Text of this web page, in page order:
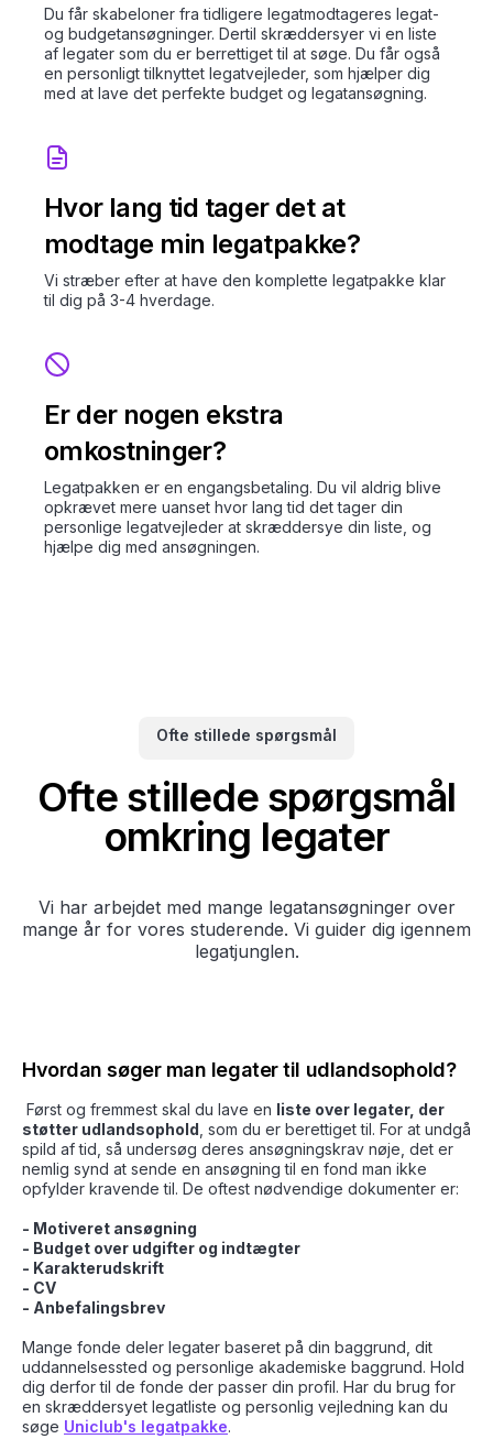
Du får skabeloner fra tidligere legatmodtageres legat-
og budgetansøgninger. Dertil skræddersyer vi en liste
af legater som du er berrettiget til at søge. Du får også
en personligt tilknyttet legatvejleder, som hjælper dig
med at lave det perfekte budget og legatansøgning.
Hvor lang tid tager det at
modtage min legatpakke?
Vi stræber efter at have den komplette legatpakke klar
til dig på 3-4 hverdage.
Er der nogen ekstra
omkostninger?
Legatpakken er en engangsbetaling. Du vil aldrig blive
opkrævet mere uanset hvor lang tid det tager din
personlige legatvejleder at skræddersye din liste, og
hjælpe dig med ansøgningen.
Ofte stillede spørgsmål
Ofte stillede spørgsmål
omkring legater
Vi har arbejdet med mange legatansøgninger over
mange år for vores studerende. Vi guider dig igennem
legatjunglen.
Hvordan søger man legater til udlandsophold?
Først og fremmest skal du lave en liste over legater, der
støtter udlandsophold , som du er berettiget til. For at undgå
spild af tid, så undersøg deres ansøgningskrav nøje, det er
nemlig synd at sende en ansøgning til en fond man ikke
opfylder kravende til. De oftest nødvendige dokumenter er:
- Motiveret ansøgning
- Budget over udgifter og indtægter
- Karakterudskrift
- CV
- Anbefalingsbrev
Mange fonde deler legater baseret på din baggrund, dit
uddannelsessted og personlige akademiske baggrund. Hold
dig derfor til de fonde der passer din profil. Har du brug for
en skræddersyet legatliste og personlig vejledning kan du
søge Uniclub's legatpakke.